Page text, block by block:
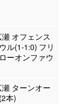
オフェンス
ル(1-1:0) フリ
ーオンファウ
ターンオー
本)